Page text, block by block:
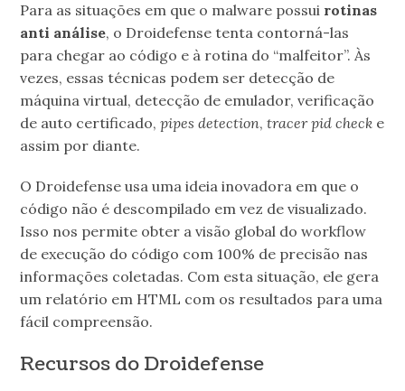
Para as situações em que o malware possui rotinas
anti análise, o Droidefense tenta contorná-las
para chegar ao código e à rotina do “malfeitor”. Às
vezes, essas técnicas podem ser detecção de
máquina virtual, detecção de emulador, verificação
de auto certificado,pipes detection,tracer pid check e
assim por diante.
O Droidefense usa uma ideia inovadora em que o
código não é descompilado em vez de visualizado.
Isso nos permite obter a visão global do workflow
de execução do código com 100% de precisão nas
informações coletadas. Com esta situação, ele gera
um relatório em HTML com os resultados para uma
fácil compreensão.
Recursos do Droidefense